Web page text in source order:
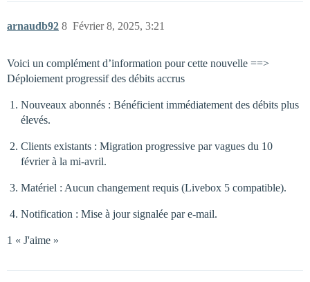
arnaudb92 Février 8, 2025, 3:21
8
Voici un complément d’information pour cette nouvelle ==>
Déploiement progressif des débits accrus
Nouveaux abonnés : Bénéficient immédiatement des débits plus
élevés.
Clients existants : Migration progressive par vagues du 10
février à la mi-avril.
Matériel : Aucun changement requis (Livebox 5 compatible).
Notification : Mise à jour signalée par e-mail.
1 « J'aime »